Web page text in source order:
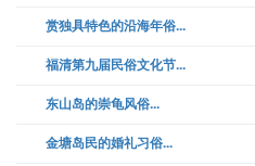
赏独具特色的沿海年俗...
福清第九届民俗文化节...
东山岛的崇龟风俗...
金塘岛民的婚礼习俗...